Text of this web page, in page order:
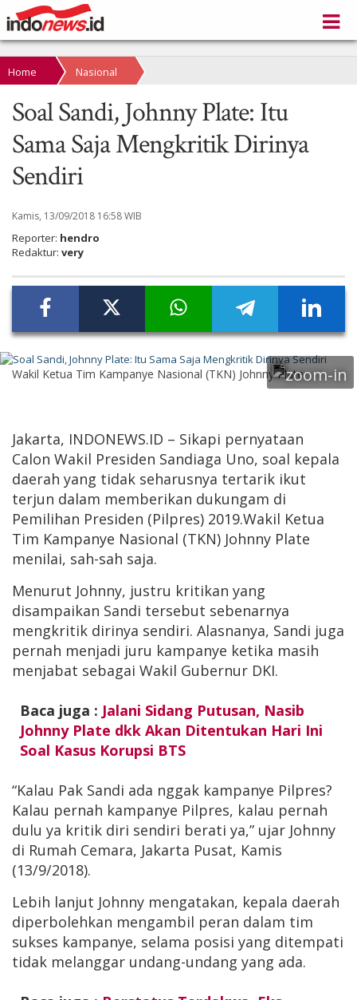
Home Nasional
Soal Sandi, Johnny Plate: Itu
Sama Saja Mengkritik Dirinya
Sendiri
Kamis, 13/09/2018 16:58 WIB
Reporter: hendro
Redaktur: very
Wakil Ketua Tim Kampanye Nasional (TKN) Johnny Plate
Jakarta, INDONEWS.ID – Sikapi pernyataan
Calon Wakil Presiden Sandiaga Uno, soal kepala
daerah yang tidak seharusnya tertarik ikut
terjun dalam memberikan dukungam di
Pemilihan Presiden (Pilpres) 2019.Wakil Ketua
Tim Kampanye Nasional (TKN) Johnny Plate
menilai, sah-sah saja.
Menurut Johnny, justru kritikan yang
disampaikan Sandi tersebut sebenarnya
mengkritik dirinya sendiri. Alasnanya, Sandi juga
pernah menjadi juru kampanye ketika masih
menjabat sebagai Wakil Gubernur DKI.
Baca juga : Jalani Sidang Putusan, Nasib
Johnny Plate dkk Akan Ditentukan Hari Ini
Soal Kasus Korupsi BTS
“Kalau Pak Sandi ada nggak kampanye Pilpres?
Kalau pernah kampanye Pilpres, kalau pernah
dulu ya kritik diri sendiri berati ya,” ujar Johnny
di Rumah Cemara, Jakarta Pusat, Kamis
(13/9/2018).
Lebih lanjut Johnny mengatakan, kepala daerah
diperbolehkan mengambil peran dalam tim
sukses kampanye, selama posisi yang ditempati
tidak melanggar undang-undang yang ada.